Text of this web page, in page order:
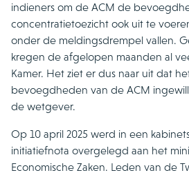
indieners om de ACM de
concentratietoezicht ook uit te
onder de meldingsdrempel vallen.
kregen de afgelopen maanden al
Kamer. Het ziet er dus naar uit dat
bevoegdheden van de ACM
de wetgever.
Op 10 april 2025 werd in een
initiatiefnota overgelegd aan het
Economische Zaken. Leden van de